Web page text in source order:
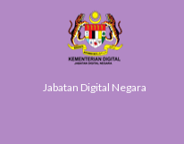
Jabatan Digital Negara